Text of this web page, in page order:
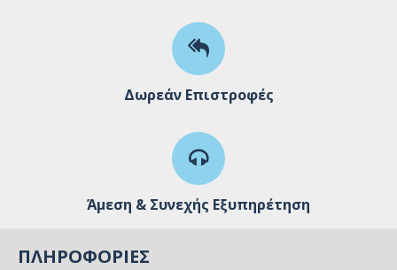
Δωρεάν Επιστροφές
Άμεση & Συνεχής Εξυπηρέτηση
ΠΛΗΡΟΦΟΡΊΕΣ